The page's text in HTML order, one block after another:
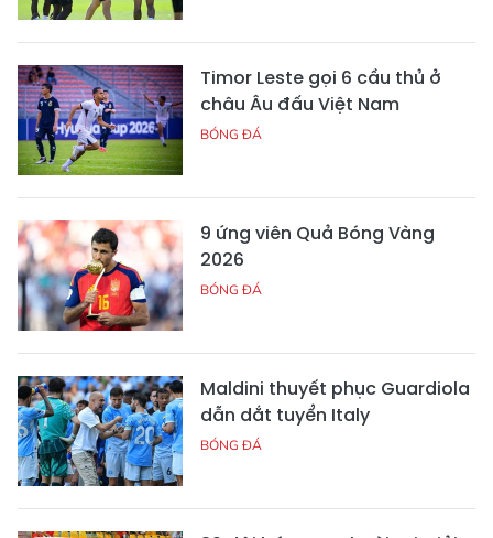
Timor Leste gọi 6 cầu thủ ở
châu Âu đấu Việt Nam
BÓNG ĐÁ
9 ứng viên Quả Bóng Vàng
2026
BÓNG ĐÁ
Maldini thuyết phục Guardiola
dẫn dắt tuyển Italy
BÓNG ĐÁ